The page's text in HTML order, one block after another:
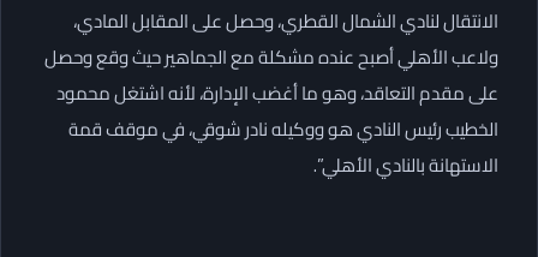
الانتقال لنادي الشمال القطري، وحصل على المقابل المادي،
ولاعب الأهلي أصبح عنده مشكلة مع الجماهير حيث وقع وحصل
على مقدم التعاقد، وهو ما أغضب الإدارة، لأنه اشتغل محمود
الخطيب رئيس النادي هو ووكيله نادر شوقي، في موقف قمة
الاستهانة بالنادي الأهلي”.